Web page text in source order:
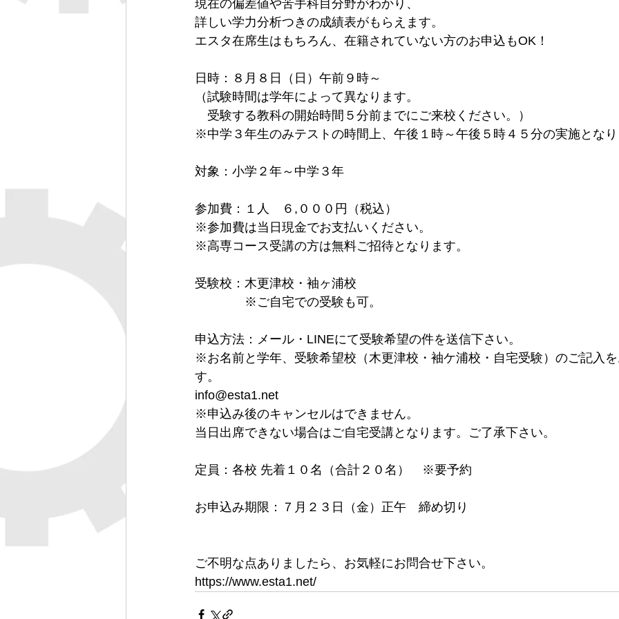
現在の偏差値や苦手科目分野がわかり、
詳しい学力分析つきの成績表がもらえます。
エスタ在席生はもちろん、在籍されていない方のお申込もOK！
日時：８月８日（日）午前９時～
（試験時間は学年によって異なります。
受験する教科の開始時間５分前までにご来校ください。）
※中学３年生のみテストの時間上、午後１時～午後５時４５分の実施とな
対象：小学２年～中学３年
参加費：１人　６,０００円（税込）
※参加費は当日現金でお支払いください。
※高専コース受講の方は無料ご招待となります。
受験校：木更津校・袖ヶ浦校
※ご自宅での受験も可。
申込方法：メール・LINEにて受験希望の件を送信下さい。
※お名前と学年、受験希望校（木更津校・袖ケ浦校・自宅受験）のご記入
す。
info@esta1.net
※申込み後のキャンセルはできません。
当日出席できない場合はご自宅受講となります。ご了承下さい。
定員：各校 先着１０名（合計２０名）　※要予約
お申込み期限：７月２３日（金）正午　締め切り
ご不明な点ありましたら、お気軽にお問合せ下さい。
https://www.esta1.net/